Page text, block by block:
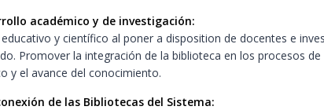
académico y de investigación:
y científico al poner a disposition de docentes e
Promover la integración de la biblioteca en los procesos
y el avance del conocimiento.
de las Bibliotecas del Sistema: